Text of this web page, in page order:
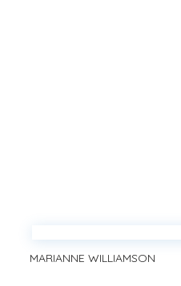
MARIANNE WILLIAMSON